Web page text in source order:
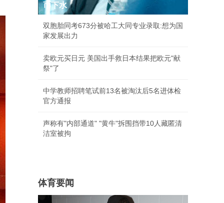
币下水
双胞胎同考673分被哈工大同专业录取:想为国
家发展出力
卖欧元买日元 美国出手救日本结果把欧元"献
祭"了
中学教师招聘笔试前13名被淘汰后5名进体检
官方通报
声称有"内部通道" "黄牛"拆围挡带10人藏匿清
洁室被拘
体育要闻